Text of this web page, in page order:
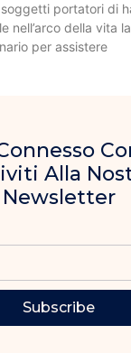
portatori di
nell’arco della vita
per assistere
Alla
Newsletter
Subscribe